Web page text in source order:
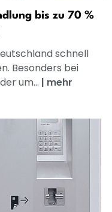
bis zu 70 %
schnell
Besonders bei
um... | mehr